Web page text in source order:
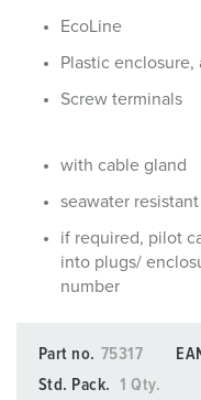
EcoLine
Plastic
Screw terminals
with cable gland
seawater
if required, pilot
into plugs/
number
Part no. 75317
Std. Pack.
1 Qty.